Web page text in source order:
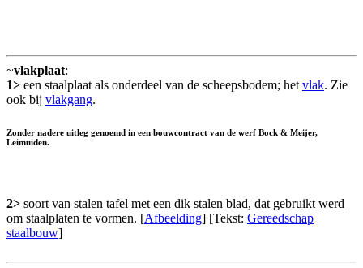
~vlakplaat:
1> een staalplaat als onderdeel van de scheepsbodem; het vlak. Zie
ook bij vlakgang.
Zonder nadere uitleg genoemd in een bouwcontract van de werf Bock & Meijer,
Leimuiden.
2> soort van stalen tafel met een dik stalen blad, dat gebruikt werd
om staalplaten te vormen. [Afbeelding] [Tekst: Gereedschap
staalbouw]